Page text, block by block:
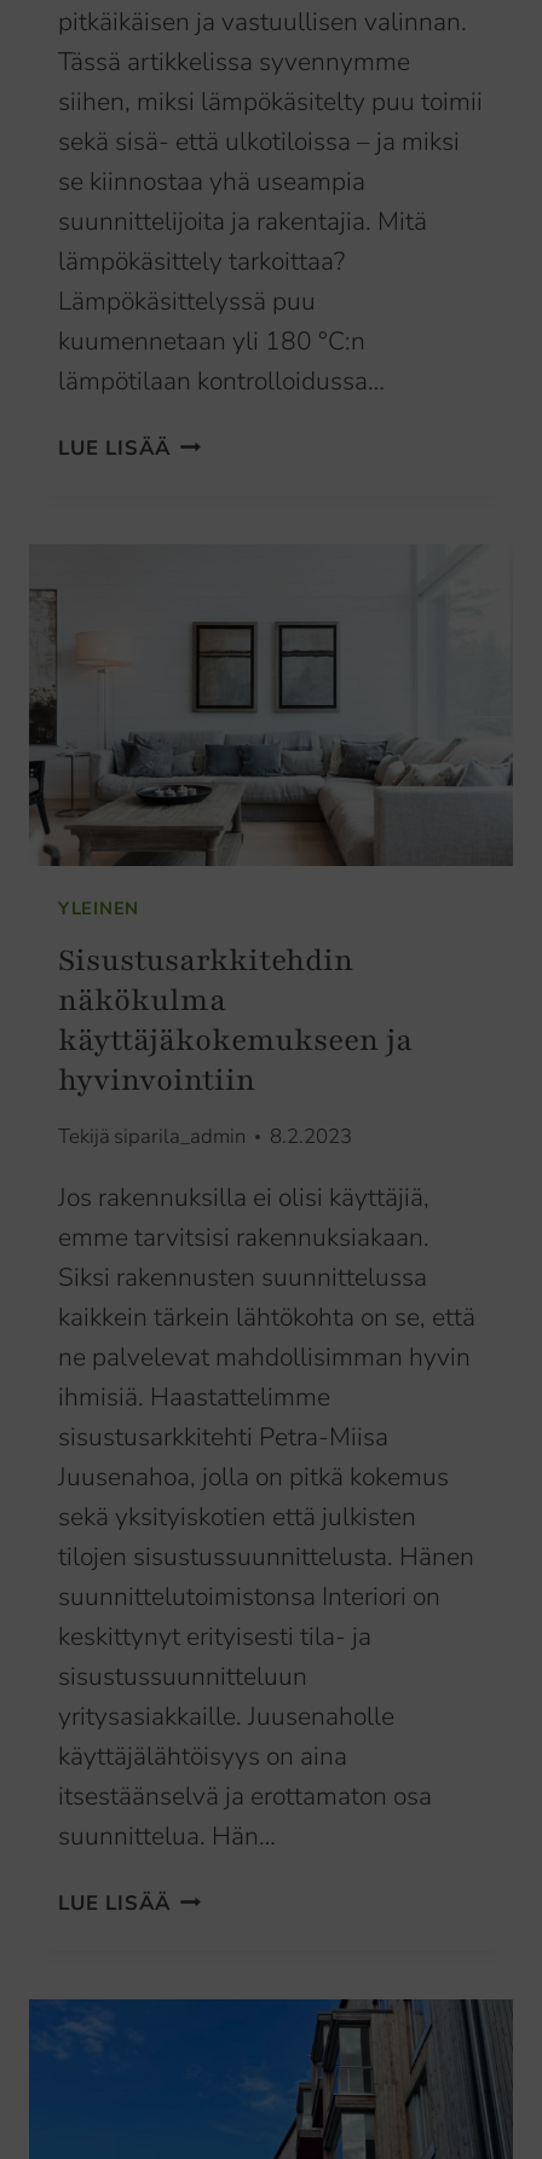
pitkäikäisen ja vastuullisen valinnan.
Tässä artikkelissa syvennymme
siihen, miksi lämpökäsitelty puu toimii
sekä sisä- että ulkotiloissa – ja miksi
se kiinnostaa yhä useampia
suunnittelijoita ja rakentajia. Mitä
lämpökäsittely tarkoittaa?
Lämpökäsittelyssä puu
kuumennetaan yli 180 °C:n
lämpötilaan kontrolloidussa…
LUE LISÄÄ LÄMPÖKÄSITELTY
RAKENTAMISEEN
YLEINEN
Sisustusarkkitehdin
näkökulma
käyttäjäkokemukseen ja
hyvinvointiin
Tekijä siparila_admin 8.2.2023
Jos rakennuksilla ei olisi käyttäjiä,
emme tarvitsisi rakennuksiakaan.
Siksi rakennusten suunnittelussa
kaikkein tärkein lähtökohta on se, että
ne palvelevat mahdollisimman hyvin
ihmisiä. Haastattelimme
sisustusarkkitehti Petra-Miisa
Juusenahoa, jolla on pitkä kokemus
sekä yksityiskotien että julkisten
tilojen sisustussuunnittelusta. Hänen
suunnittelutoimistonsa Interiori on
keskittynyt erityisesti tila- ja
sisustussuunnitteluun
yritysasiakkaille. Juusenaholle
käyttäjälähtöisyys on aina
itsestäänselvä ja erottamaton osa
suunnittelua. Hän…
LUE LISÄÄ SISUSTUSARKKITEHDIN
HYVINVOINTIIN